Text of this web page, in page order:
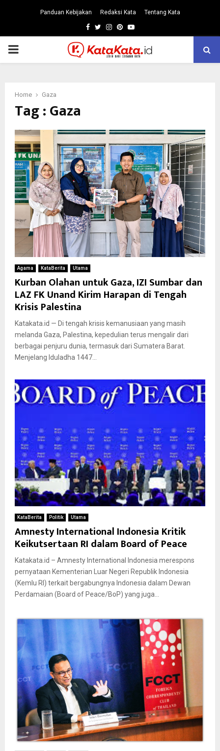
Panduan Kebijakan Redaksi Kata Tentang Kata
Facebook
TwitterInstagram
Pinterest
Youtube
PRIMARY
Home Gaza
Tag : Gaza
Agama KataBerita Utama
Kurban Olahan untuk Gaza, IZI Sumbar dan
LAZ FK Unand Kirim Harapan di Tengah
Krisis Palestina
Katakata.id — Di tengah krisis kemanusiaan yang masih
melanda Gaza, Palestina, kepedulian terus mengalir dari
berbagai penjuru dunia, termasuk dari Sumatera Barat.
Menjelang Iduladha 1447...
KataBerita Politik Utama
Amnesty International Indonesia Kritik
Keikutsertaan RI dalam Board of Peace
Katakata.id – Amnesty International Indonesia merespons
pernyataan Kementerian Luar Negeri Republik Indonesia
(Kemlu RI) terkait bergabungnya Indonesia dalam Dewan
Perdamaian (Board of Peace/BoP) yang juga...